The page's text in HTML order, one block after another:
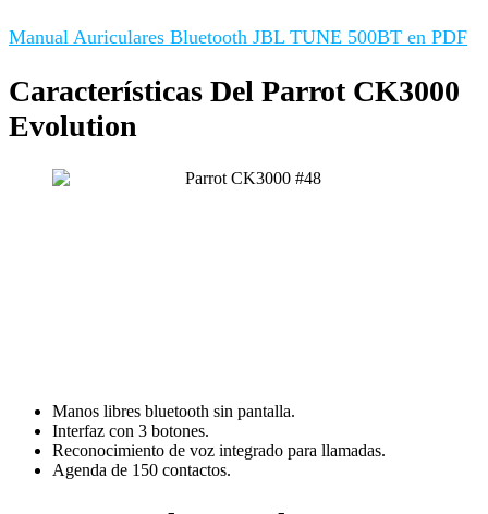
Manual Auriculares Bluetooth JBL TUNE 500BT en PDF
Características Del Parrot CK3000
Evolution
Manos libres bluetooth sin pantalla.
Interfaz con 3 botones.
Reconocimiento de voz integrado para llamadas.
Agenda de 150 contactos.